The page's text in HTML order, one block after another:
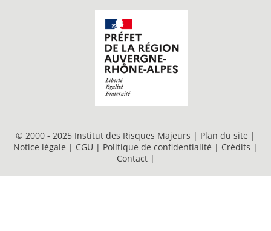
© 2000 - 2025 Institut des Risques Majeurs | Plan du site |
Notice légale | CGU | Politique de confidentialité | Crédits |
Contact |